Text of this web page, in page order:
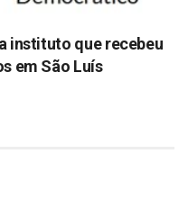
instituto que recebeu
em São Luís